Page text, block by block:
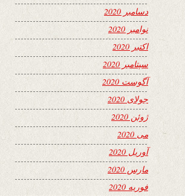
دسامبر 2020
نوامبر 2020
اکتبر 2020
سپتامبر 2020
آگوست 2020
جولای 2020
ژوئن 2020
می 2020
آوریل 2020
مارس 2020
فوریه 2020